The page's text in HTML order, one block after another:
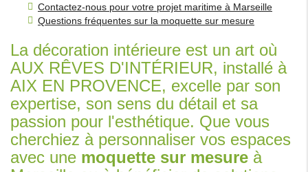
Contactez-nous pour votre projet maritime à Marseille
Questions fréquentes sur la moquette sur mesure
La décoration intérieure est un art où
AUX RÊVES D'INTÉRIEUR, installé à
AIX EN PROVENCE, excelle par son
expertise, son sens du détail et sa
passion pour l'esthétique. Que vous
cherchiez à personnaliser vos espaces
avec une moquette sur mesure à